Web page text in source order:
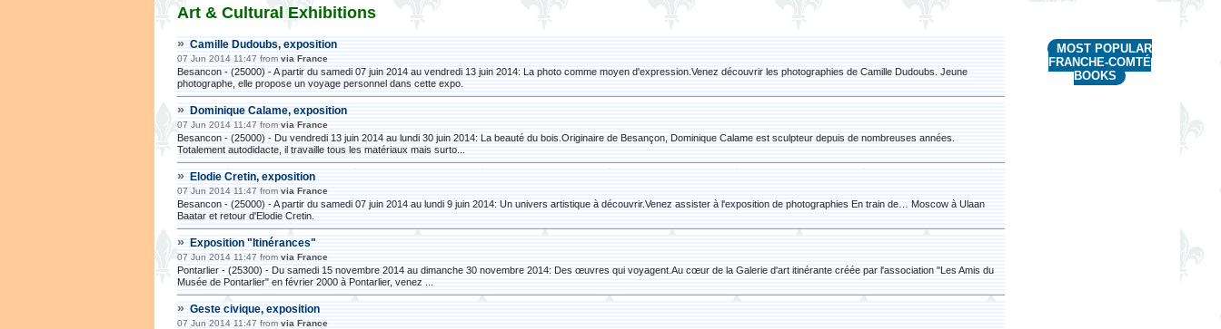
MOST POPULAR
FRANCHE-COMTÉ
BOOKS
Art & Cultural Exhibitions
» Camille Dudoubs, exposition
07 Jun 2014 11:47 from via France
Besancon - (25000) - A partir du samedi 07 juin 2014 au vendredi 13 juin 2014: La photo comme moyen d'expression.Venez découvrir les photographies de Camille Dudoubs. Jeune
photographe, elle propose un voyage personnel dans cette expo.
» Dominique Calame, exposition
07 Jun 2014 11:47 from via France
Besancon - (25000) - Du vendredi 13 juin 2014 au lundi 30 juin 2014: La beauté du bois.Originaire de Besançon, Dominique Calame est sculpteur depuis de nombreuses années.
Totalement autodidacte, il travaille tous les matériaux mais surto...
» Elodie Cretin, exposition
07 Jun 2014 11:47 from via France
Besancon - (25000) - A partir du samedi 07 juin 2014 au lundi 9 juin 2014: Un univers artistique à découvrir.Venez assister à l'exposition de photographies En train de… Moscow à Ulaan
Baatar et retour d'Elodie Cretin.
» Exposition "Itinérances"
07 Jun 2014 11:47 from via France
Pontarlier - (25300) - Du samedi 15 novembre 2014 au dimanche 30 novembre 2014: Des œuvres qui voyagent.Au cœur de la Galerie d'art itinérante créée par l'association "Les Amis du
Musée de Pontarlier" en février 2000 à Pontarlier, venez ...
» Geste civique, exposition
07 Jun 2014 11:47 from via France